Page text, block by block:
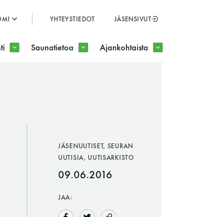
SULJE
YHTEYSTIEDOT JÄSENSIVUT
Saunatietoa Ajankohtaista
JÄSENUUTISET, SEURAN
UUTISIA, UUTISARKISTO
09.06.2016
JAA: